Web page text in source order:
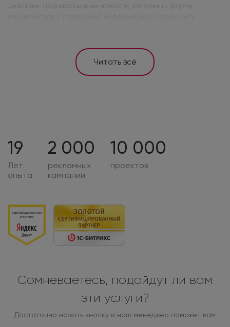
действия: подписаться на новости, заполнить форму,
Читать всё
19
Лет
опыта
2 000
рекламных
кампаний
10 000
проектов
Сомневаетесь, подойдут ли вам
эти услуги?
Достаточно нажать кнопку и наш менеджер поможет вам